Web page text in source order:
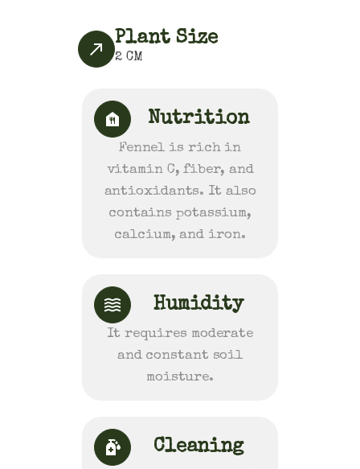
Plant Size
2 CM
Nutrition
Fennel is rich in
vitamin C, fiber, and
antioxidants. It also
contains potassium,
calcium, and iron.
Humidity
It requires moderate
and constant soil
moisture.
Cleaning